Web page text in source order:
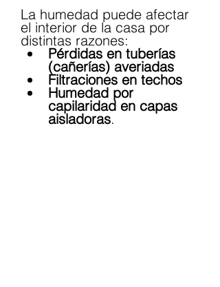
La humedad puede afectar
el interior de la casa por
distintas razones:
Pérdidas en tuberías
(cañerías) averiadas
Filtraciones en techos
Humedad por
capilaridad en capas
aisladoras.